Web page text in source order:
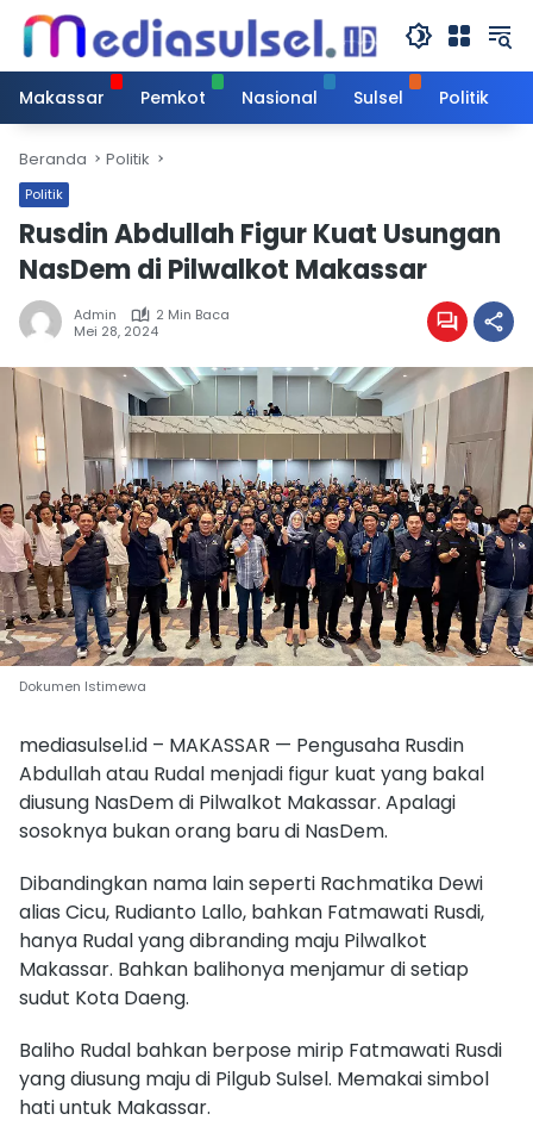
Langsung
konten
Makassar
Pemkot Nasional Sulsel Politik
Beranda Politik
Politik
Rusdin Abdullah Figur Kuat Usungan
NasDem di Pilwalkot Makassar
Admin
2 Min Baca
Mei 28, 2024
Dokumen Istimewa
mediasulsel.id – MAKASSAR — Pengusaha Rusdin
Abdullah atau Rudal menjadi figur kuat yang bakal
diusung NasDem di Pilwalkot Makassar. Apalagi
sosoknya bukan orang baru di NasDem.
Dibandingkan nama lain seperti Rachmatika Dewi
alias Cicu, Rudianto Lallo, bahkan Fatmawati Rusdi,
hanya Rudal yang dibranding maju Pilwalkot
Makassar. Bahkan balihonya menjamur di setiap
sudut Kota Daeng.
Baliho Rudal bahkan berpose mirip Fatmawati Rusdi
yang diusung maju di Pilgub Sulsel. Memakai simbol
hati untuk Makassar.